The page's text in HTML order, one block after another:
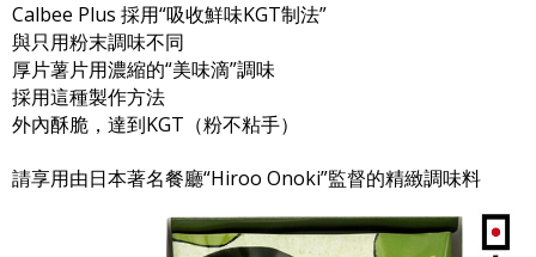
Calbee Plus 採用“吸收鮮味KGT制法”
與只用粉末調味不同
厚片薯片用濃縮的“美味滴”調味
採用這種製作方法
外內酥脆，達到KGT（粉不粘手）
請享用由日本著名餐廳“Hiroo Onoki”監督的精緻調味料